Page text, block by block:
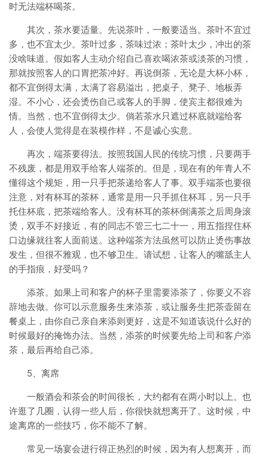
时无法端杯喝茶。
其次，茶水要适量。先说茶叶，一般要适当。茶叶不宜过
多，也不宜太少。茶叶过多，茶味过浓；茶叶太少，冲出的茶
没啥味道。假如客人主动介绍自己喜欢喝浓茶或淡茶的习惯，
那就按照客人的口胃把茶冲好。再说倒茶，无论是大杯小杯，
都不宜倒得太满，太满了容易溢出，把桌子、凳子、地板弄
湿。不小心，还会烫伤自己或客人的手脚，使宾主都很难为
情。当然，也不宜倒得太少。倘若茶水只遮过杯底就端给客
人，会使人觉得是在装模作样，不是诚心实意。
再次，端茶要得法。按照我国人民的传统习惯，只要两手
不残废，都是用双手给客人端茶的。但是，现在有的年青人不
懂得这个规矩，用一只手把茶递给客人了事。双手端茶也要很
注意，对有杯耳的茶杯，通常是用一只手抓住杯耳，另一只手
托住杯底，把茶端给客人。没有杯耳的茶杯倒满茶之后周身滚
烫，双手不好接近，有的同志不管三七二十一，用五指捏住杯
口边缘就往客人面前送。这种端茶方法虽然可以防止烫伤事故
发生，但很不雅观，也不够卫生。请试想，让客人的嘴舐主人
的手指痕，好受吗？
添茶。如果上司和客户的杯子里需要添茶了，你要义不容
辞地去做。你可以示意服务生来添茶，或让服务生把茶壶留在
餐桌上，由你自己亲自来添则更好，这是不知道该说什么好的
时候最好的掩饰办法。当然，添茶的时候要先给上司和客户添
茶，最后再给自己添。
5、离席
一般酒会和茶会的时间很长，大约都有在两小时以上。也
许逛了几圈，认得一些人后，你很快就想离开了。这时候，中
途离席的一些技巧，你不能不了解。
常见一场宴会进行得正热烈的时候，因为有人想离开，而